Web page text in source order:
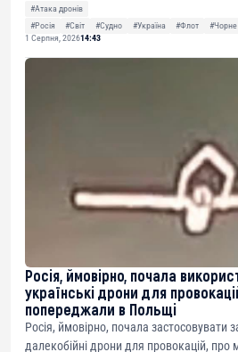
#Атака дронів
#Росія
#Світ #Судно #Україна #Флот
1 Серпня, 202614:43
Росія, ймовірно, почала
українські дрони для
попереджали в Польщі
Росія, ймовірно, почала застосовувати
далекобійні дрони для провокацій, про